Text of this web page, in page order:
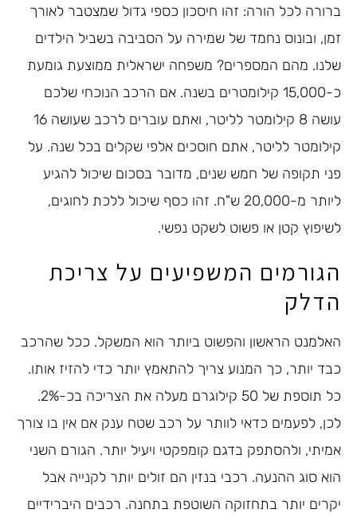
ברורה לכל הורה: זהו חיסכון כספי גדול שמצטבר לאורך
זמן, ובונוס נחמד של שמירה על הסביבה בשביל הילדים
שלנו. מהם המספרים? משפחה ישראלית ממוצעת גומעת
כ-15,000 קילומטרים בשנה. אם הרכב הנוכחי שלכם
עושה 8 קילומטר לליטר, ואתם עוברים לרכב שעושה 16
קילומטר לליטר, אתם חוסכים אלפי שקלים בכל שנה. על
פני תקופה של חמש שנים, מדובר בסכום שיכול להגיע
ליותר מ-20,000 ש"ח. זהו כסף שיכול ללכת לחוגים,
לשיפוץ קטן או פשוט לשקט נפשי.
הגורמים המשפיעים על צריכת
הדלק
האלמנט הראשון והפשוט ביותר הוא המשקל. ככל שהרכב
כבד יותר, כך המנוע צריך להתאמץ יותר כדי להזיז אותו.
כל תוספת של 50 קילוגרם מעלה את הצריכה בכ-2%.
לכן, לפעמים כדאי לוותר על רכב שטח ענק אם אין בו צורך
אמיתי, ולהסתפק בדגם קומפקטי ויעיל יותר. הגורם השני
הוא סוג ההנעה. רכבי בנזין הם זולים יותר לקנייה אבל
יקרים יותר בתחזוקה השוטפת בתחנה. רכבים היברידיים